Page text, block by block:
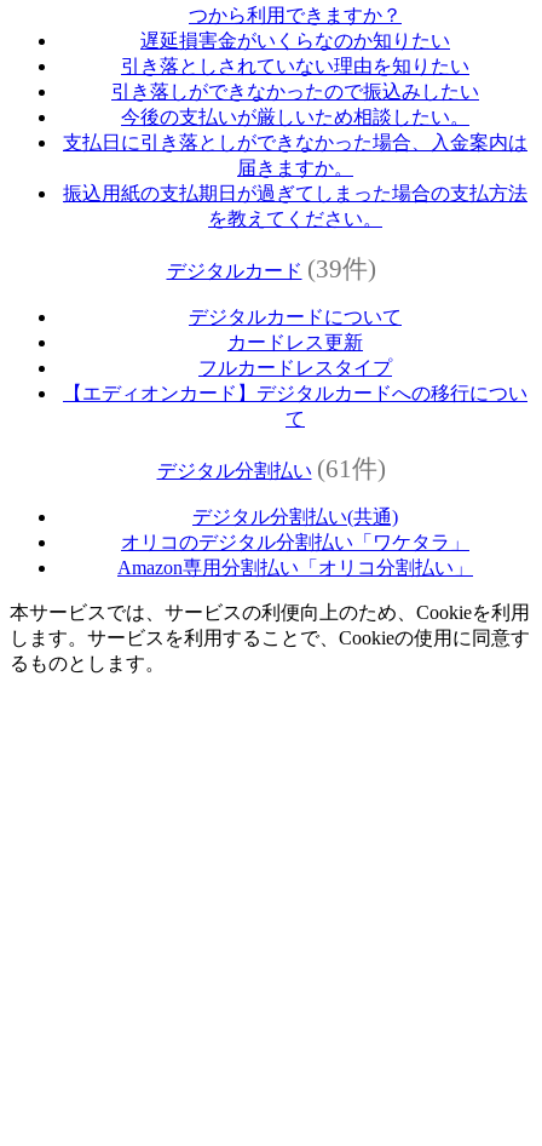
つから利用できますか？
遅延損害金がいくらなのか知りたい
引き落としされていない理由を知りたい
引き落しができなかったので振込みしたい
今後の支払いが厳しいため相談したい。
支払日に引き落としができなかった場合、入金案内は
届きますか。
振込用紙の支払期日が過ぎてしまった場合の支払方法
を教えてください。
デジタルカード (39件)
デジタルカードについて
カードレス更新
フルカードレスタイプ
【エディオンカード】デジタルカードへの移行につい
て
デジタル分割払い (61件)
デジタル分割払い(共通)
オリコのデジタル分割払い「ワケタラ」
Amazon専用分割払い「オリコ分割払い」
本サービスでは、サービスの利便向上のため、Cookieを利用
します。サービスを利用することで、Cookieの使用に同意す
るものとします。